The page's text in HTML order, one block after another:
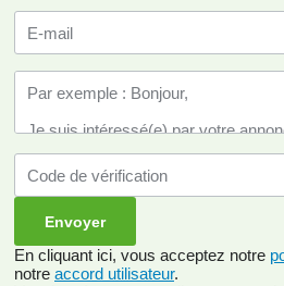
En cliquant ici, vous acceptez notre
notre accord utilisateur.